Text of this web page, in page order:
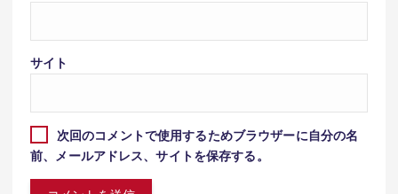
サイト
次回のコメントで使用するためブラウザーに自分の名
前、メールアドレス、サイトを保存する。